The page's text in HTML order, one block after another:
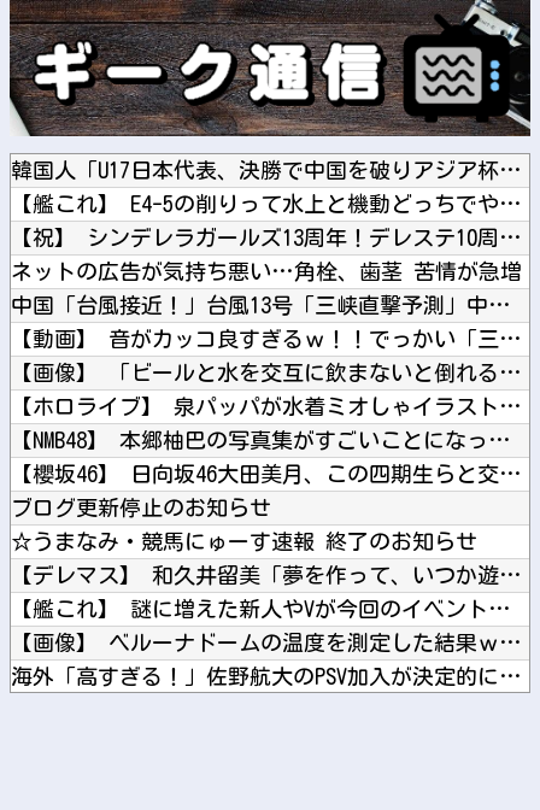
韓国人「U17日本代表、決勝で中国を破りアジア杯優勝（通算5...
【艦これ】 E4-5の削りって水上と機動どっちでやったでち？
【祝】 シンデレラガールズ13周年！デレステ10周年おめでと...
ネットの広告が気持ち悪い…角栓、歯茎 苦情が急増
中国「台風接近！」台風13号「三峡直撃予測」中国「上流大洪水...
【動画】 音がカッコ良すぎるｗ！！でっかい「三角定規」のブー...
【画像】 「ビールと水を交互に飲まないと倒れるグラス」発売
【ホロライブ】 泉パッパが水着ミオしゃイラストあげとる
【NMB48】 本郷柚巴の写真集がすごいことになってる
【櫻坂46】 日向坂46大田美月、この四期生らと交流がある模...
ブログ更新停止のお知らせ
☆うまなみ・競馬にゅーす速報 終了のお知らせ
【デレマス】 和久井留美「夢を作って、いつか遊んで」
【艦これ】 謎に増えた新人やVが今回のイベントで何人生き残る...
【画像】 ベルーナドームの温度を測定した結果ｗｗｗ
海外「高すぎる！」佐野航大のPSV加入が決定的になり海外大騒...